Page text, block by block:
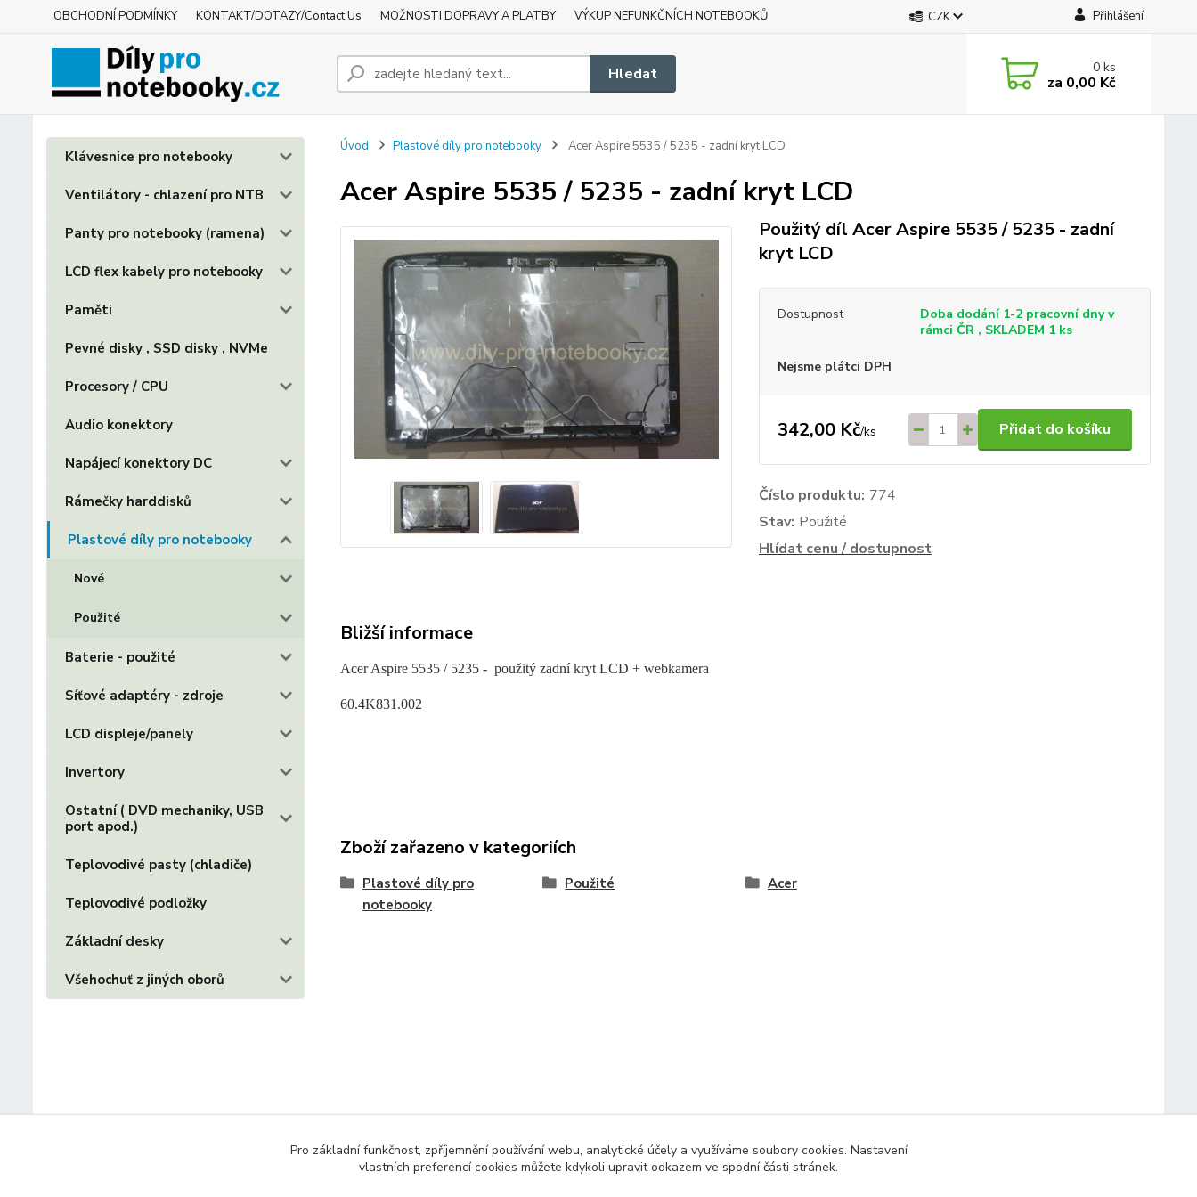
OBCHODNÍ PODMÍNKY KONTAKT/DOTAZY/Contact Us MOŽNOSTI DOPRAVY A PLATBY VÝKUP NEFUNKČNÍCH NOTEBOOKŮ CZK Přihlášení
Hledat 0ks
za 0,00 Kč
Klávesnice pro notebooky
Ventilátory - chlazení pro NTB
Panty pro notebooky (ramena)
LCD flex kabely pro notebooky
Paměti
Pevné disky , SSD disky , NVMe
Procesory / CPU
Audio konektory
Napájecí konektory DC
Rámečky harddisků
Plastové díly pro notebooky
Nové
Použité
Baterie - použité
Síťové adaptéry - zdroje
LCD displeje/panely
Invertory
Ostatní ( DVD mechaniky, USB
port apod.)
Teplovodivé pasty (chladiče)
Teplovodivé podložky
Základní desky
Všehochuť z jiných oborů
Úvod Plastové díly pro notebooky Acer Aspire 5535 / 5235 - zadní kryt LCD
Acer Aspire 5535 / 5235 - zadní kryt LCD
Použitý díl Acer Aspire 5535 / 5235 - zadní
kryt LCD
Dostupnost
Doba dodání 1-2 pracovní dny v
rámci ČR , SKLADEM 1 ks
Nejsme plátci DPH
342,00 Kč/ks Přidat do košíku
Číslo produktu: 774
Stav: Použité
Hlídat cenu / dostupnost
Bližší informace
Acer Aspire 5535 / 5235- použitý zadní kryt LCD + webkamera
60.4K831.002
Zboží zařazeno v kategoriích
Plastové díly pro
notebooky
Použité Acer
Pro základní funkčnost, zpříjemnění používání webu, analytické účely a využíváme soubory cookies. Nastavení
vlastních preferencí cookies můžete kdykoli upravit odkazem ve spodní části stránek.